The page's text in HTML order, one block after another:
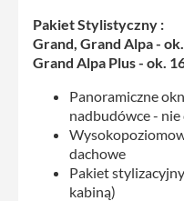
Pakiet Stylistyczny :
Grand, Grand Alpa -
Grand Alpa Plus - ok.
Panoramiczne
nadbudówce -
dachowe
Pakiet
kabiną)